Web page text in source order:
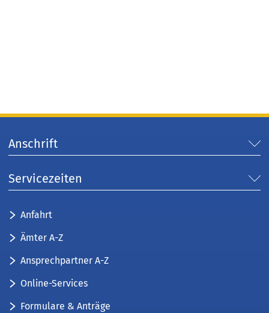
Anschrift
Servicezeiten
Anfahrt
Ämter A-Z
Ansprechpartner A-Z
Online-Services
Formulare & Anträge